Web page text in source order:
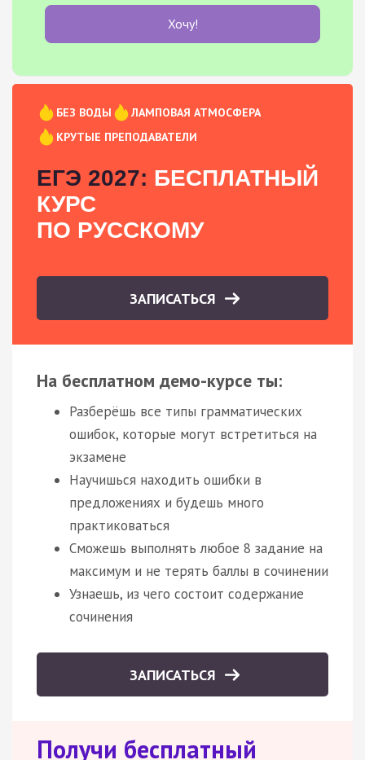
Хочу!
БЕЗ ВОДЫ
ЛАМПОВАЯ АТМОСФЕРА
КРУТЫЕ ПРЕПОДАВАТЕЛИ
ЕГЭ 2027: БЕСПЛАТНЫЙ
КУРС
ПО РУССКОМУ
ЗАПИСАТЬСЯ
На бесплатном демо-курсе ты:
Разберёшь все типы грамматических
ошибок, которые могут встретиться на
экзамене
Научишься находить ошибки в
предложениях и будешь много
практиковаться
Сможешь выполнять любое 8 задание на
максимум и не терять баллы в сочинении
Узнаешь, из чего состоит содержание
сочинения
ЗАПИСАТЬСЯ
Получи бесплатный